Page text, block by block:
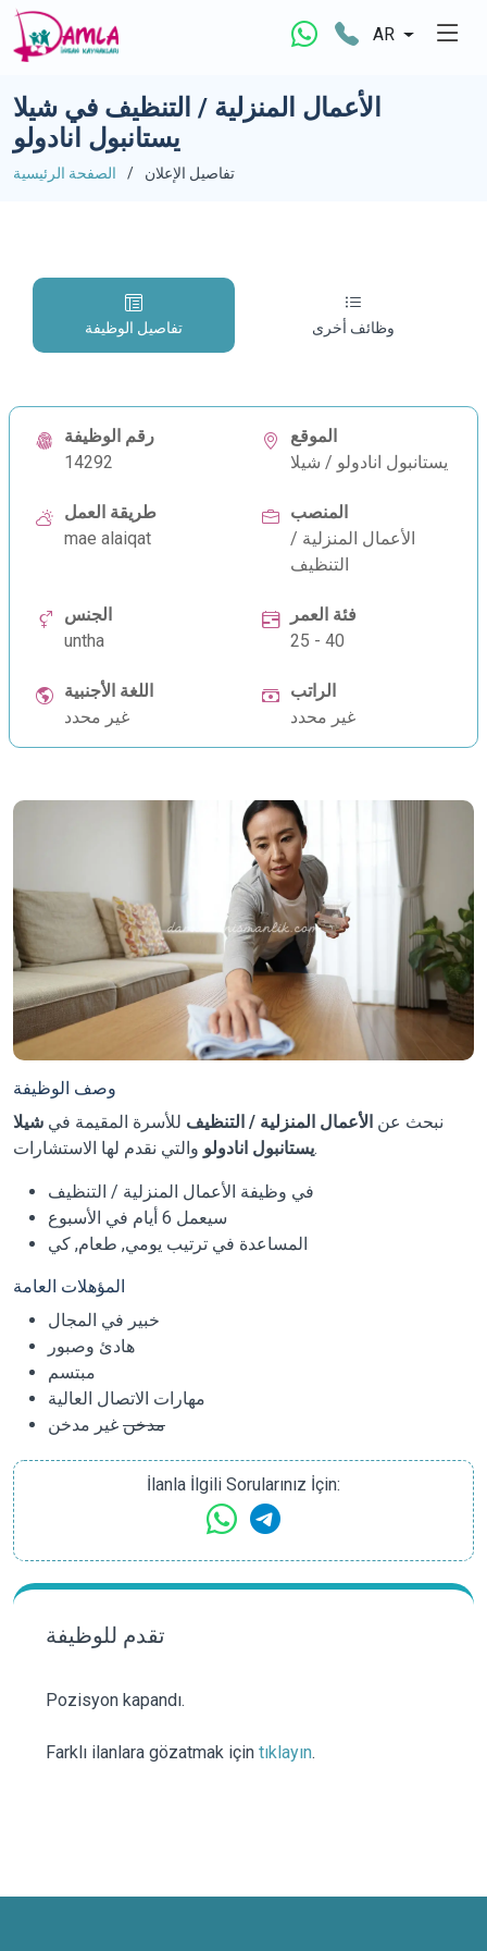
AR
الأعمال المنزلية / التنظيف في شيلا
يستانبول انادولو
الصفحة الرئيسية تفاصيل الإعلان
تفاصيل الوظيفة وظائف أخرى
رقم الوظيفة
14292
الموقع
يستانبول انادولو / شيلا
طريقة العمل
mae alaiqat
المنصب
الأعمال المنزلية /
التنظيف
الجنس
untha
فئة العمر
25 - 40
اللغة الأجنبية
غير محدد
الراتب
غير محدد
وصف الوظيفة
نبحث عن الأعمال المنزلية / التنظيف للأسرة المقيمة في شيلا
يستانبول انادولووالتي نقدم لها الاستشارات.
في وظيفة الأعمال المنزلية / التنظيف
سيعمل 6 أيام في الأسبوع
المساعدة في ترتيب يومي, طعام, كي
المؤهلات العامة
خبير في المجال
هادئ وصبور
مبتسم
مهارات الاتصال العالية
مدخن غير مدخن
İlanla İlgili Sorularınız İçin:
تقدم للوظيفة
Pozisyon kapandı.
Farklı ilanlara gözatmak için tıklayın.